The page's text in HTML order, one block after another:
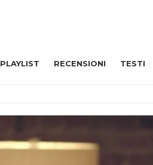
PLAYLIST RECENSIONI TESTI